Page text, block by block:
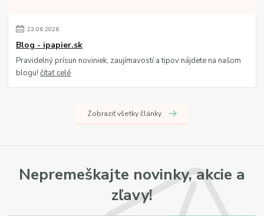
23.06.2026
Blog - ipapier.sk
Pravidelný prísun noviniek, zaujímavostí a tipov nájdete na našom
blogu!čítať celé
Zobraziť všetky články
Nepremeškajte novinky, akcie a
zľavy!